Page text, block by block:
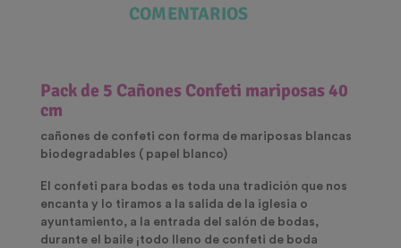
COMENTARIOS
Pack de 5 Cañones Confeti mariposas 40
cm
cañones de confeti con forma de mariposas blancas
biodegradables ( papel blanco)
El confeti para bodas es toda una tradición que nos
encanta y lo tiramos a la salida de la iglesia o
ayuntamiento, a la entrada del salón de bodas,
durante el baile ¡todo lleno de confeti de boda